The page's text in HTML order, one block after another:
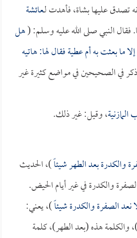
تصدق عليها بشاة، فأهدت لـعائشة
فقال النبي صلى الله عليه وسلم: (هل
ما بعثت بهأم عطيةفقال لها: هاتيه
في الصحيحين في مواضع كثيرة غير
، وقيل: غير ذلك.
والكدرة بعد الطهر شيئاً)، الحديث
والكدرة في غير أيام الحيض.
نعد الصفرة والكدرة شيئاً)، يعني:
والكلمة هذه (بعد الطهر)، كلمة